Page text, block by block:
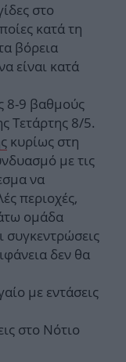
στο
κατά τη
βόρεια
είναι κατά
8-9 βαθμούς
Τετάρτης 8/5.
κυρίως στη
με τις
να
περιοχές,
ομάδα
συγκεντρώσεις
δεν θα
με εντάσεις
στο Νότιο